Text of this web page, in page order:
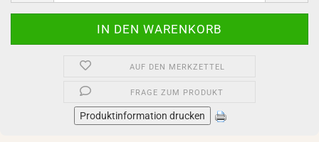
AUF DEN MERKZETTEL
FRAGE ZUM PRODUKT
Produktinformation drucken